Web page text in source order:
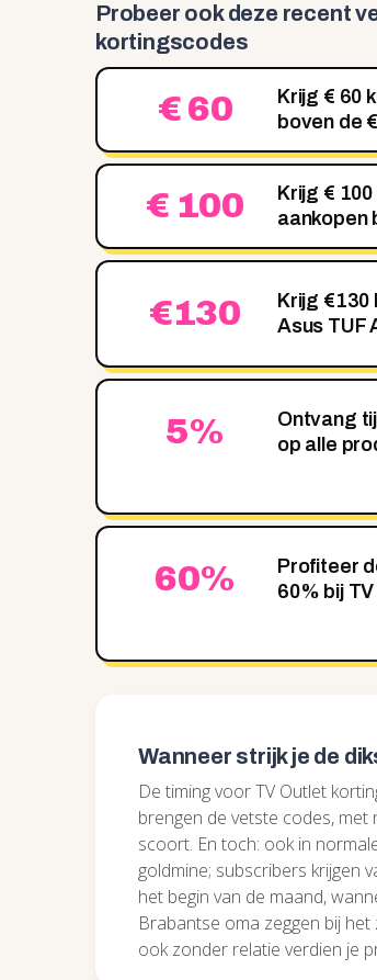
Probeer ook deze recent
kortingscodes
€ 60
Krijg € 60
boven de
€ 100
Krijg €
aankopen
€130
Krijg
Asus TUF
5%
Ontvang
op alle
60%
Profiteer
60% bij
Wanneer strijk je de
De timing voor TV Outlet
brengen de vetste codes,
scoort. En toch: ook in
goldmine; subscribers krijgen
het begin van de maand,
Brabantse oma zeggen bij het
ook zonder relatie verdien je